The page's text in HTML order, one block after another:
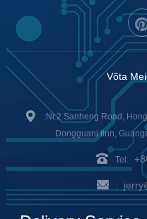
Võta
:Nr.2 Sanheng Road,
Dongguani linn,
Tel:
: